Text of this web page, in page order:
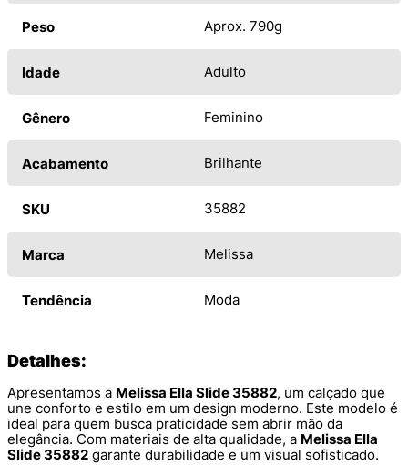
Peso Aprox. 790g
Idade Adulto
Gênero Feminino
Acabamento Brilhante
SKU 35882
Marca Melissa
Tendência Moda
Detalhes:
Apresentamos a Melissa Ella Slide 35882, um calçado que
une conforto e estilo em um design moderno. Este modelo é
ideal para quem busca praticidade sem abrir mão da
elegância. Com materiais de alta qualidade, a Melissa Ella
Slide 35882 garante durabilidade e um visual sofisticado.